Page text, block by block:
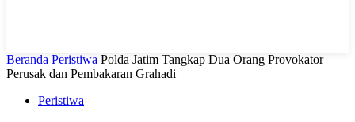
Beranda Peristiwa Polda Jatim Tangkap Dua Orang Provokator
Perusak dan Pembakaran Grahadi
Peristiwa